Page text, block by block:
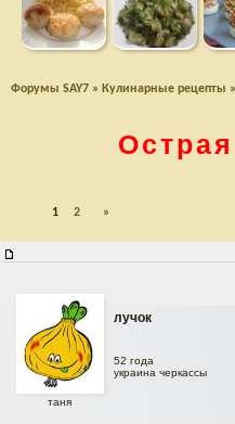
Форумы SAY7 » Кулинарные рецепты »
1 2 »
лучок
таня
52 года
украина черкассы